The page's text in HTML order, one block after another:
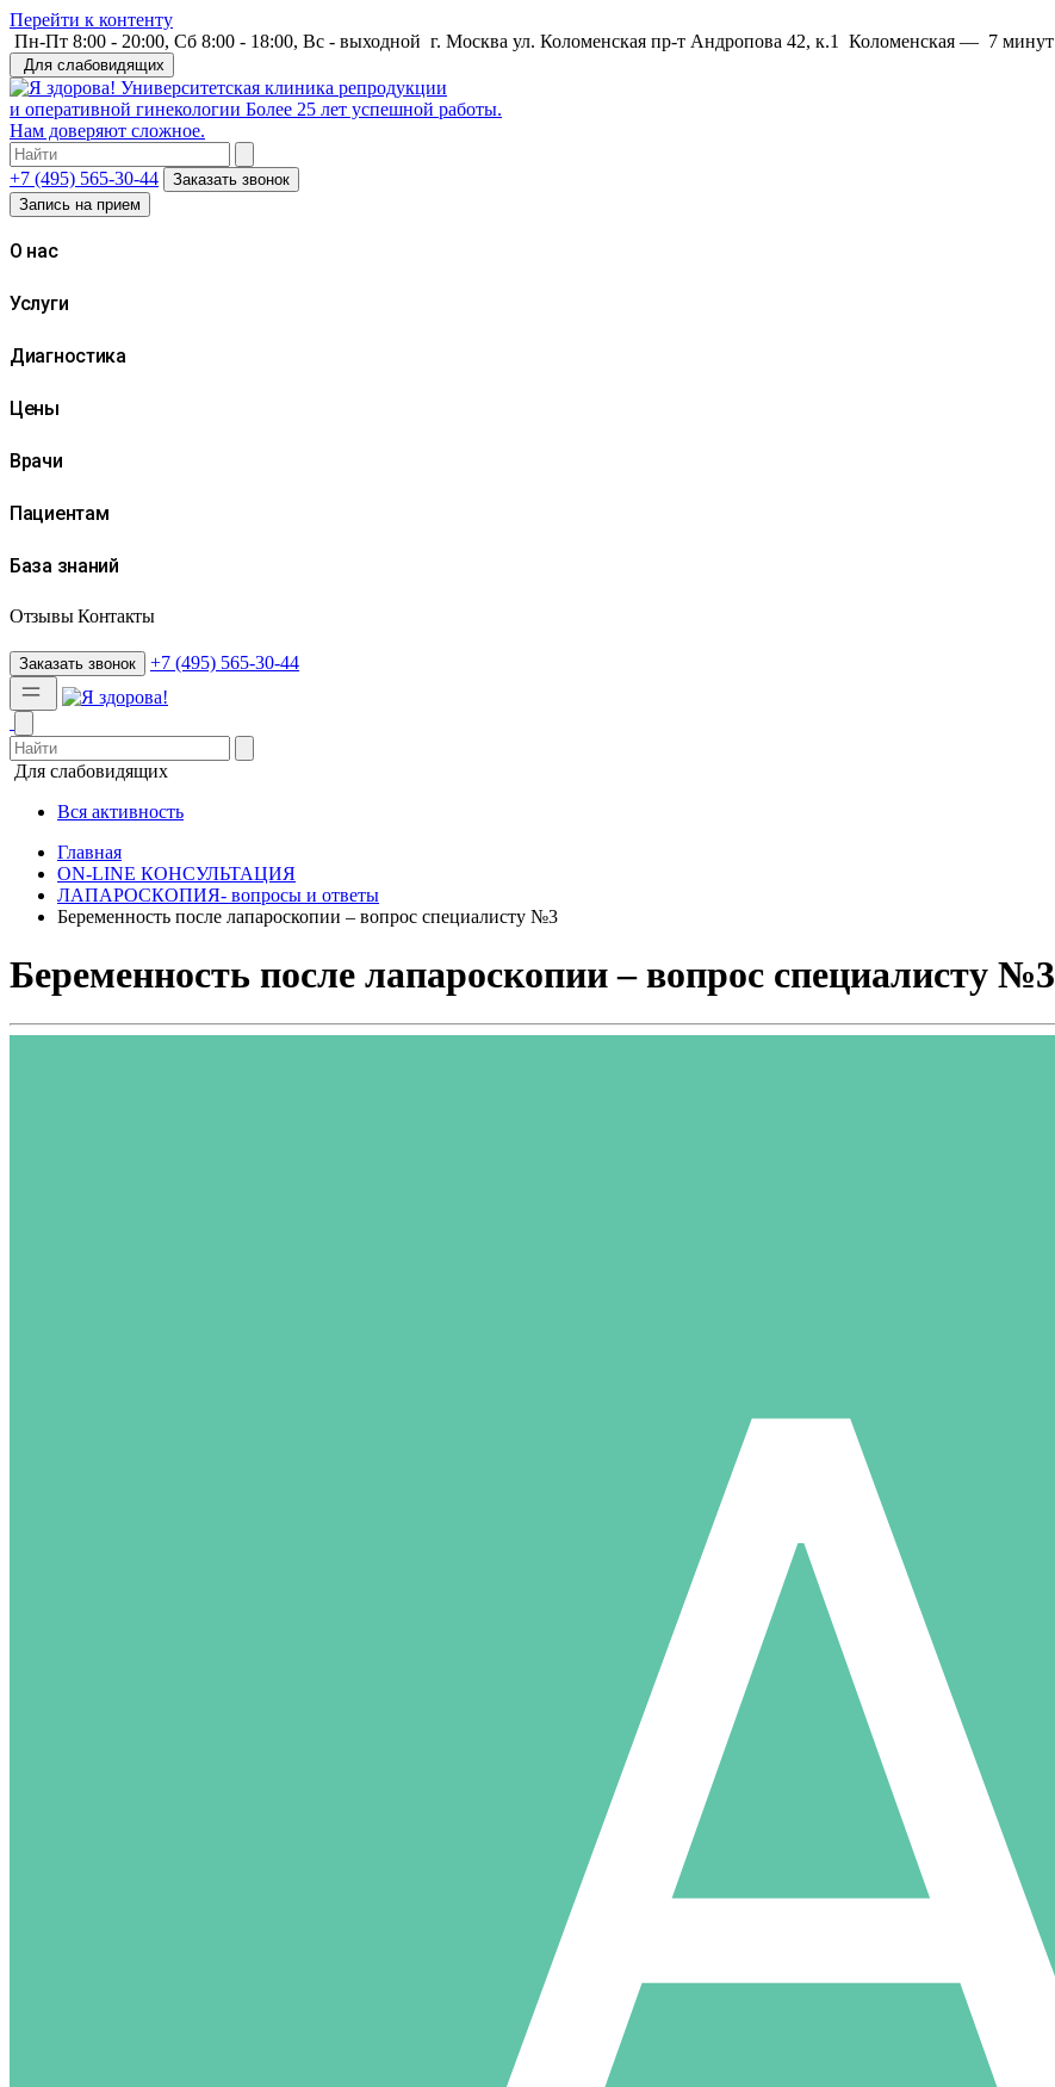
Перейти к контенту
Пн-Пт 8:00 - 20:00, Сб 8:00 - 18:00, Вс - выходной г. Москва ул. Коломенская пр-т Андропова 42, к.1 Коломенская — 7 минут
Для слабовидящих
Университетская клиника репродукции
и оперативной гинекологии Более 25 лет успешной работы.
Нам доверяют сложное.
+7 (495) 565-30-44
Заказать звонок
Запись на прием
О нас
Услуги
Диагностика
Цены
Врачи
Пациентам
База знаний
Отзывы Контакты
Заказать звонок +7 (495) 565-30-44
Для слабовидящих
Вся активность
Главная
ON-LINE КОНСУЛЬТАЦИЯ
ЛАПАРОСКОПИЯ- вопросы и ответы
Беременность после лапароскопии – вопрос специалисту №3
Беременность после лапароскопии – вопрос специалисту №3